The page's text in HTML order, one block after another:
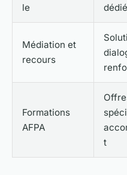
le
dédié
Médiation et
recours
Formations
AFPA
t